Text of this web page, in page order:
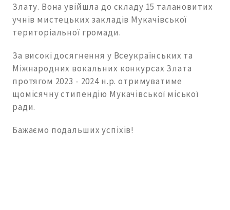
Злату. Вона увійшла до складу 15 талановитих
учнів мистецьких закладів Мукачівської
територіальної громади.
За високі досягнення у Всеукраїнських та
Міжнародних вокальних конкурсах Злата
протягом 2023 - 2024 н.р. отримуватиме
щомісячну стипендію Мукачівської міської
ради.
Бажаємо подальших успіхів!